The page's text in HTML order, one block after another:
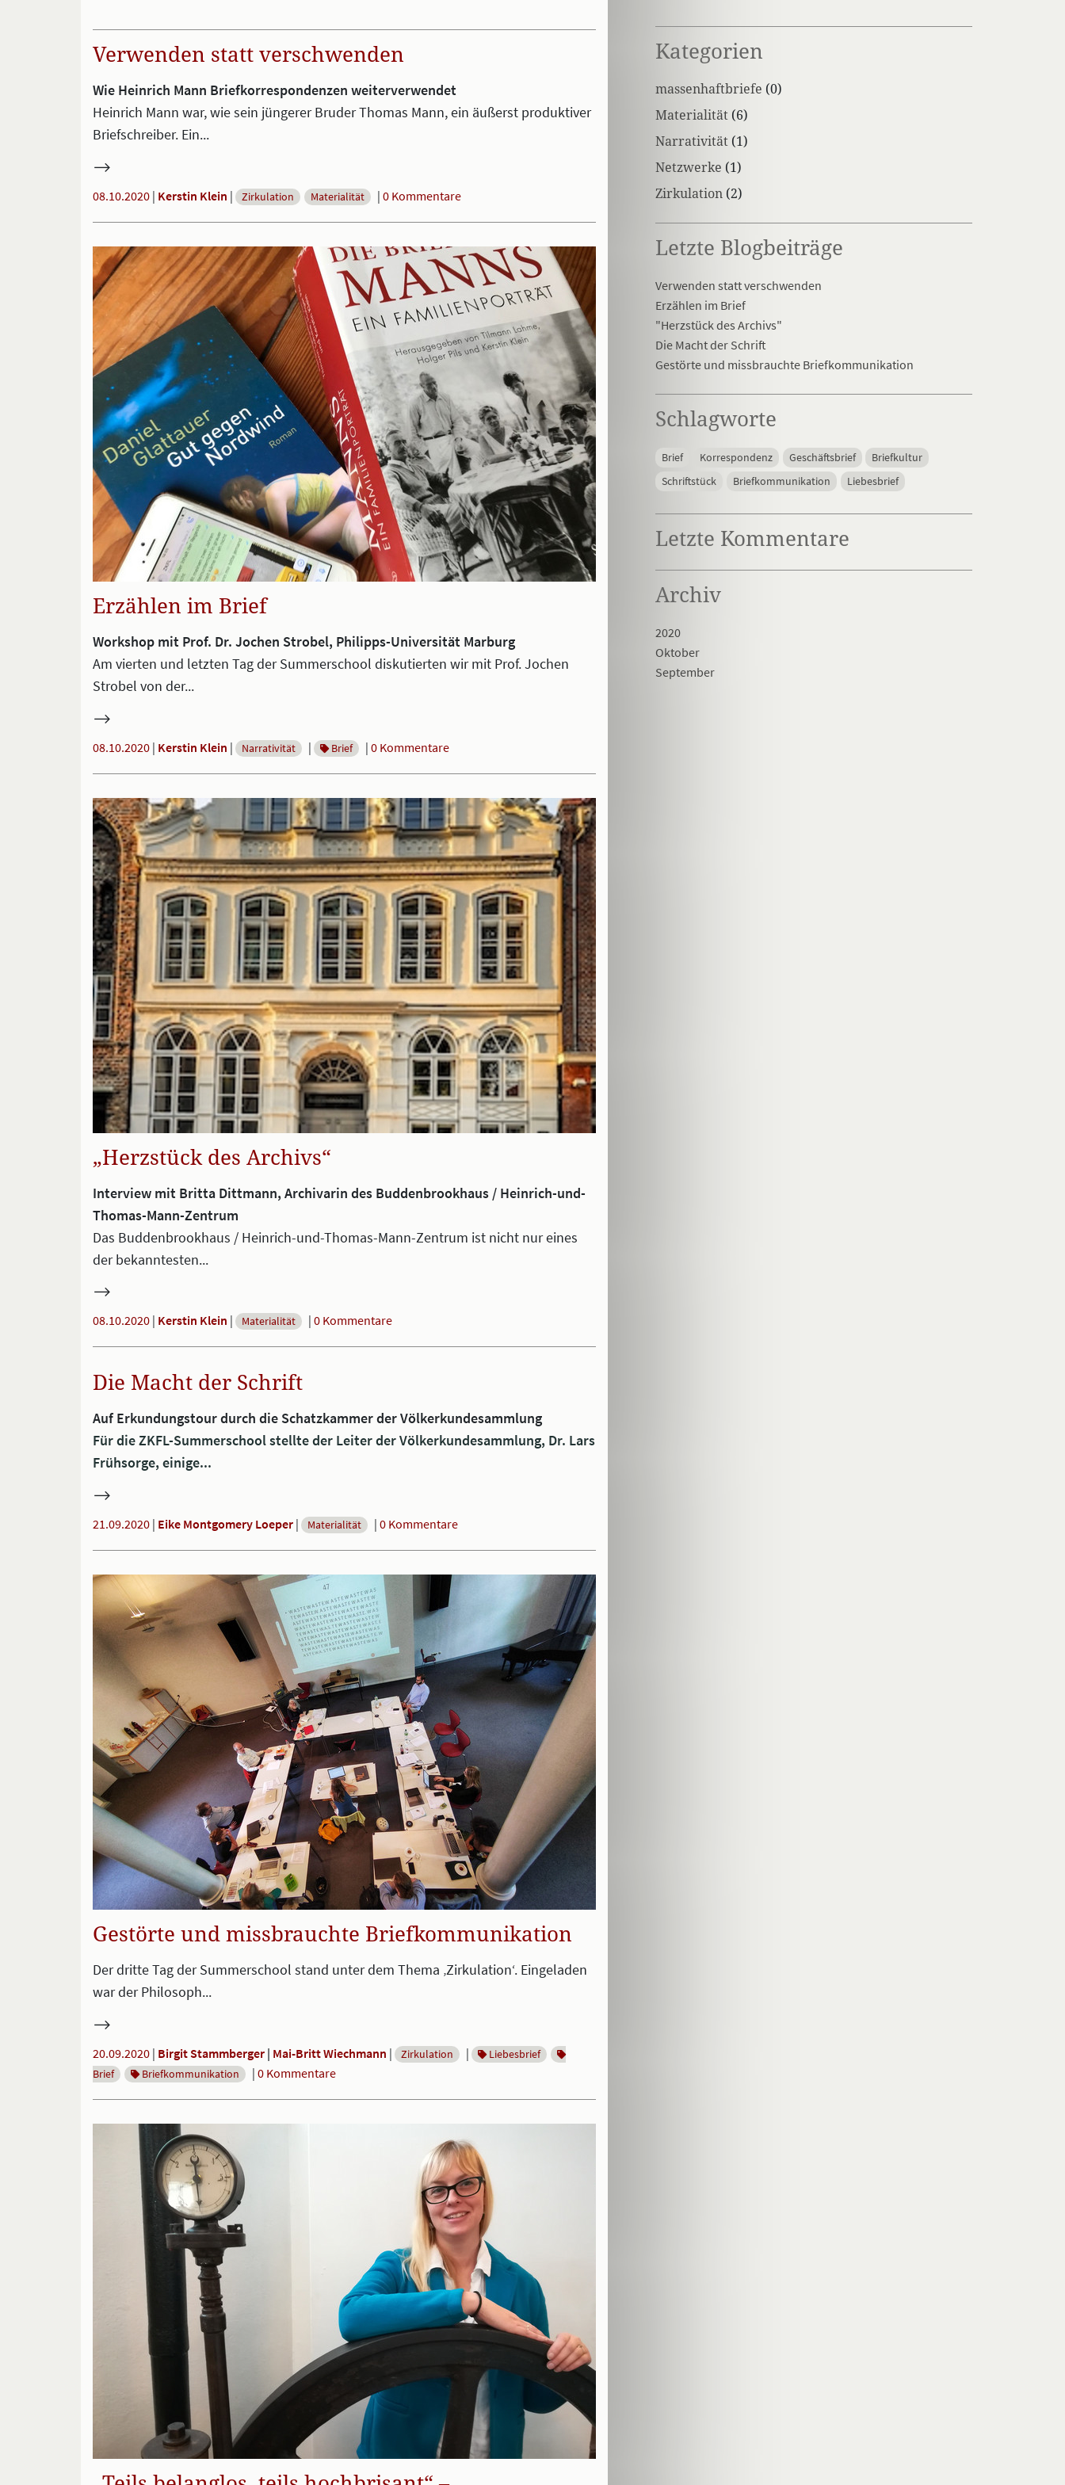
Verwenden statt verschwenden
Wie Heinrich Mann Briefkorrespondenzen weiterverwendet
Heinrich Mann war, wie sein jüngerer Bruder Thomas Mann, ein äußerst produktiver
Briefschreiber. Ein...
08.10.2020 | Kerstin Klein | Zirkulation Materialität | 0 Kommentare
Erzählen im Brief
Workshop mit Prof. Dr. Jochen Strobel, Philipps-Universität Marburg
Am vierten und letzten Tag der Summerschool diskutierten wir mit Prof. Jochen
Strobel von der...
08.10.2020 | Kerstin Klein | Narrativität | Brief | 0 Kommentare
„Herzstück des Archivs“
Interview mit Britta Dittmann, Archivarin des Buddenbrookhaus / Heinrich-und-
Thomas-Mann-Zentrum
Das Buddenbrookhaus / Heinrich-und-Thomas-Mann-Zentrum ist nicht nur eines
der bekanntesten...
08.10.2020 | Kerstin Klein | Materialität | 0 Kommentare
Die Macht der Schrift
Auf Erkundungstour durch die Schatzkammer der Völkerkundesammlung
Für die ZKFL-Summerschool stellte der Leiter der Völkerkundesammlung, Dr. Lars
Frühsorge, einige...
21.09.2020 | Eike Montgomery Loeper | Materialität | 0 Kommentare
Gestörte und missbrauchte Briefkommunikation
Der dritte Tag der Summerschool stand unter dem Thema ‚Zirkulation‘. Eingeladen
war der Philosoph...
20.09.2020 | Birgit Stammberger Mai-Britt Wiechmann | Zirkulation |
Liebesbrief
Brief
Briefkommunikation | 0 Kommentare
Kategorien
massenhaftbriefe (0)
Materialität (6)
Narrativität (1)
Netzwerke (1)
Zirkulation (2)
Letzte Blogbeiträge
Verwenden statt verschwenden
Erzählen im Brief
"Herzstück des Archivs"
Die Macht der Schrift
Gestörte und missbrauchte Briefkommunikation
Schlagworte
Brief Korrespondenz Geschäftsbrief
Briefkultur
Schriftstück
Briefkommunikation Liebesbrief
Letzte Kommentare
Archiv
2020
Oktober
September